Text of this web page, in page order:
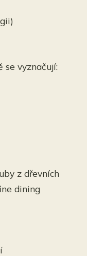
se vyznačují:
z dřevních
dining